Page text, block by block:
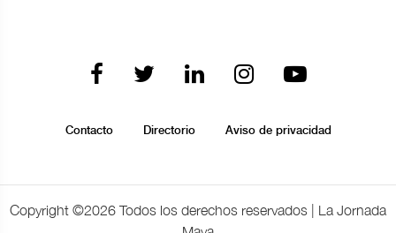
Contacto Directorio Aviso de privacidad
Copyright ©2026 Todos los derechos reservados | La Jornada